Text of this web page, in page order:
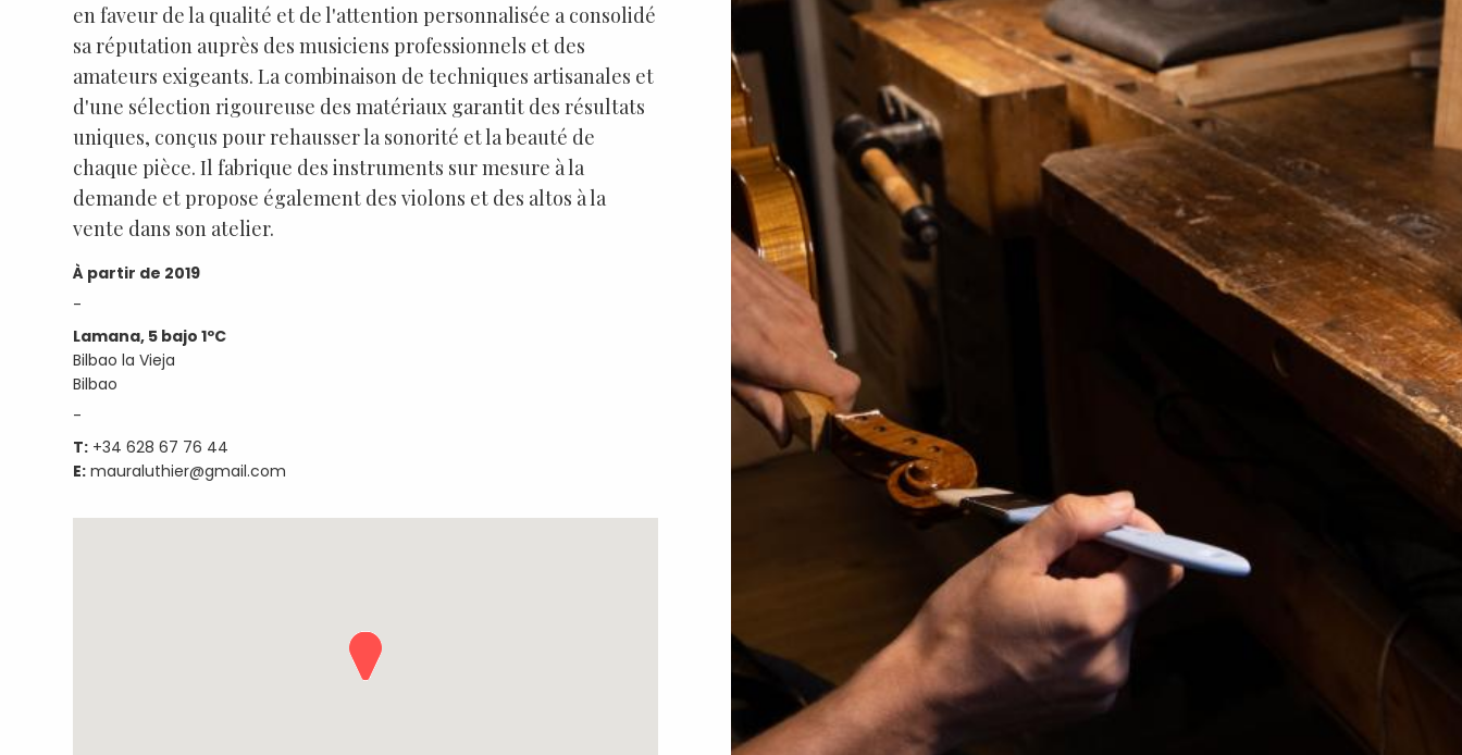
en faveur de la qualité et de l'attention personnalisée a consolidé
sa réputation auprès des musiciens professionnels et des
amateurs exigeants. La combinaison de techniques artisanales et
d'une sélection rigoureuse des matériaux garantit des résultats
uniques, conçus pour rehausser la sonorité et la beauté de
chaque pièce. Il fabrique des instruments sur mesure à la
demande et propose également des violons et des altos à la
vente dans son atelier.
À partir de 2019
-
Lamana, 5 bajo 1ºC
Bilbao la Vieja
Bilbao
-
T: +34 628 67 76 44
E: mauraluthier@gmail.com